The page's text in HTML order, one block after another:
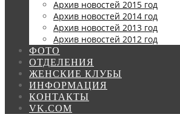
Архив новостей 2015 год
Архив новостей 2014 год
Архив новостей 2013 год
Архив новостей 2012 год
ФОТО
ОТДЕЛЕНИЯ
ЖЕНСКИЕ КЛУБЫ
ИНФОРМАЦИЯ
КОНТАКТЫ
VK.COM